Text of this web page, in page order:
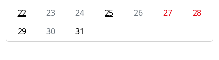
22
23 24 25 26 27
28
29
30 31